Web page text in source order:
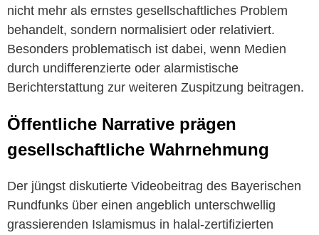
nicht mehr als ernstes gesellschaftliches Problem
behandelt, sondern normalisiert oder relativiert.
Besonders problematisch ist dabei, wenn Medien
durch undifferenzierte oder alarmistische
Berichterstattung zur weiteren Zuspitzung beitragen.
Öffentliche Narrative prägen
gesellschaftliche Wahrnehmung
Der jüngst diskutierte Videobeitrag des Bayerischen
Rundfunks über einen angeblich unterschwellig
grassierenden Islamismus in halal-zertifizierten